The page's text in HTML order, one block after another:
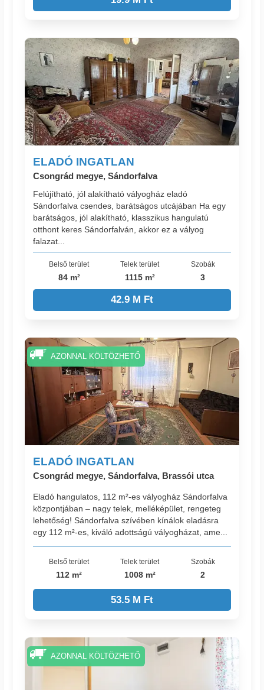
ELADÓ INGATLAN
Csongrád megye, Sándorfalva
Felújítható, jól alakítható vályogház eladó
Sándorfalva csendes, barátságos utcájában Ha egy
barátságos, jól alakítható, klasszikus hangulatú
otthont keres Sándorfalván, akkor ez a vályog
falazat...
Belső terület
84 m²
Telek terület
1115 m²
Szobák
3
42.9 M Ft
ELADÓ INGATLAN
Csongrád megye, Sándorfalva, Brassói utca
Eladó hangulatos, 112 m²-es vályogház Sándorfalva
központjában – nagy telek, melléképület, rengeteg
lehetőség! Sándorfalva szívében kínálok eladásra
egy 112 m²-es, kiváló adottságú vályogházat, ame...
Belső terület
112 m²
Telek terület
1008 m²
Szobák
2
53.5 M Ft
AZONNAL KÖLTÖZHETŐ
AZONNAL KÖLTÖZHETŐ